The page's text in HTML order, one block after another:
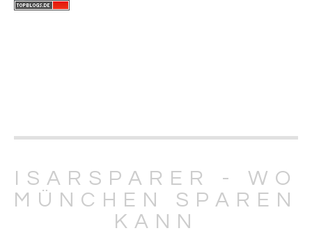
ISARSPARER - WO
MÜNCHEN SPAREN
KANN